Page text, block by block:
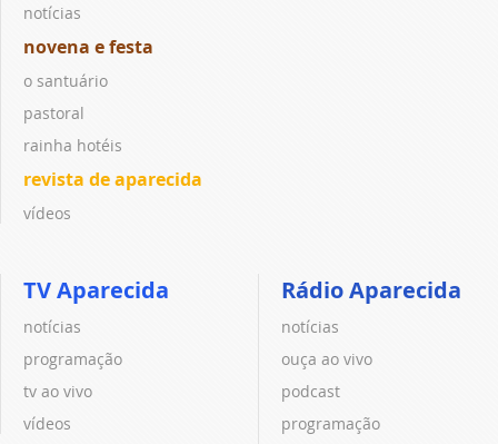
notícias
novena e festa
o santuário
pastoral
rainha hotéis
revista de aparecida
vídeos
TV Aparecida
notícias
programação
tv ao vivo
vídeos
Rádio Aparecida
notícias
ouça ao vivo
podcast
programação